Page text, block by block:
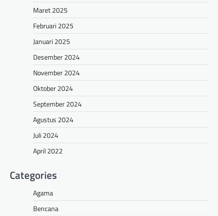
Maret 2025
Februari 2025
Januari 2025
Desember 2024
November 2024
Oktober 2024
September 2024
Agustus 2024
Juli 2024
April 2022
Categories
Agama
Bencana